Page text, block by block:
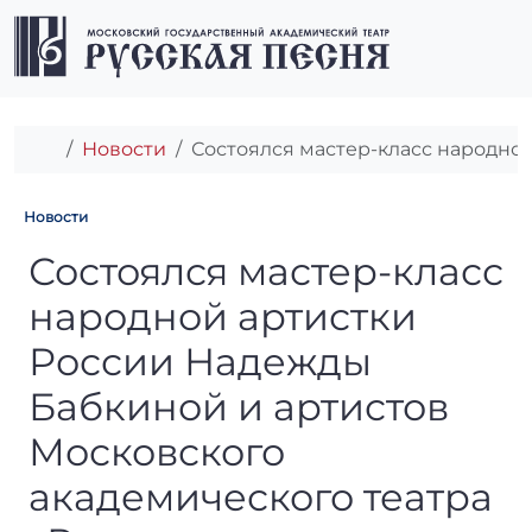
Перейти к содержимому
Перейти к футеру
Главная
Новости Состоялся мастер-класс
Новости
Состоялся мастер-класс
Состоялся мастер-класс
народной артистки
России Надежды
Бабкиной и артистов
Московского
академического театра